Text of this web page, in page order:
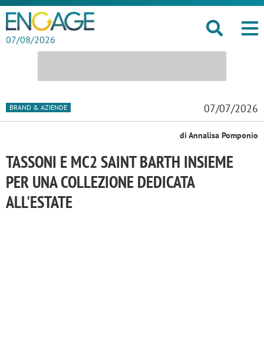
07/08/2026
BRAND & AZIENDE 07/07/2026
di Annalisa Pomponio
TASSONI E MC2 SAINT BARTH INSIEME
PER UNA COLLEZIONE DEDICATA
ALL'ESTATE